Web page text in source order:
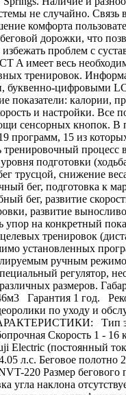
не случайно. Связь
комфорта
дорожки, что
избежать проблем с
A имеет весь
тренировок.
буквенно-цифровыми
показатели: калории,
и настройки. Все
сенсорных кнопок. В
программ, 15 из
тренировочный процесс в
подготовки
трусцой, снижение
бег, подготовка к
бег, развитие
развитие
упор на конкретный
тренировок
установленных
ручным
регулятор,
размеров.
Гарантия 1 год.
по уходу и
Тип
Скорость 1 - 16
Electric (постоянный
л.с. Беговое полотно
220 Размер бегового
угла наклона